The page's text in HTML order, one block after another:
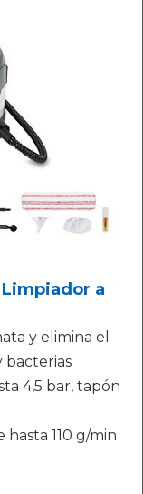
a
y elimina el
bacterias
4,5 bar, tapón
110 g/min